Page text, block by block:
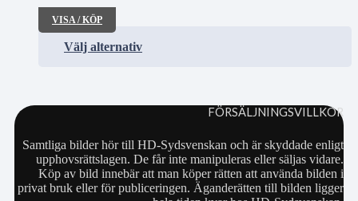
VISA / KÖP
Välj alternativ
FÖRSÄLJNINGSVILLKOR
Samtliga bilder hör till HD-Sydsvenskan och är skyddade enligt
upphovsrättslagen. De får inte manipuleras eller säljas vidare.
Köp av bild innebär att man köper rätten att använda bilden i
privat bruk eller för publiceringen. Äganderätten till bilden ligger